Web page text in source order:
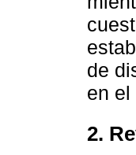
de
en el
2.